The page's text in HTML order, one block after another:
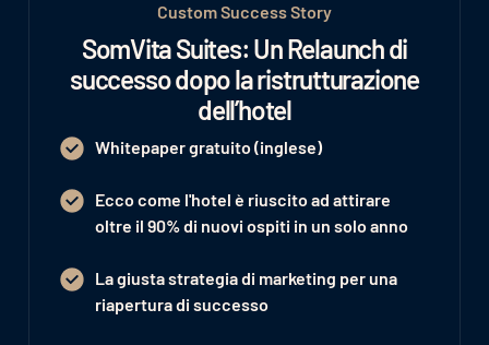
Custom Success Story
SomVita Suites: Un Relaunch di
successo dopo la ristrutturazione
dell’hotel
Whitepaper gratuito (inglese)
Ecco come l'hotel è riuscito ad attirare
oltre il 90% di nuovi ospiti in un solo anno
La giusta strategia di marketing per una
riapertura di successo